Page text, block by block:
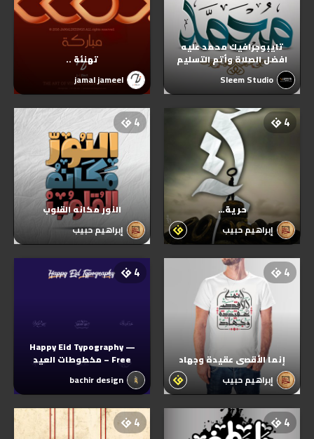
تايبوجرافيك محمد عليه
افضل الصلاة وأتم التسليم
Sleem Studio
تهنئة ..
jamal jameel
4
حرية…
إبراهيم حبيب
4
النور مكانه القلوب
إبراهيم حبيب
4
إنما الأقصى عقيدة وجهاد
إبراهيم حبيب
4
Happy Eid Typography —
Free – مخطوطات العيد
bachir design
4
4